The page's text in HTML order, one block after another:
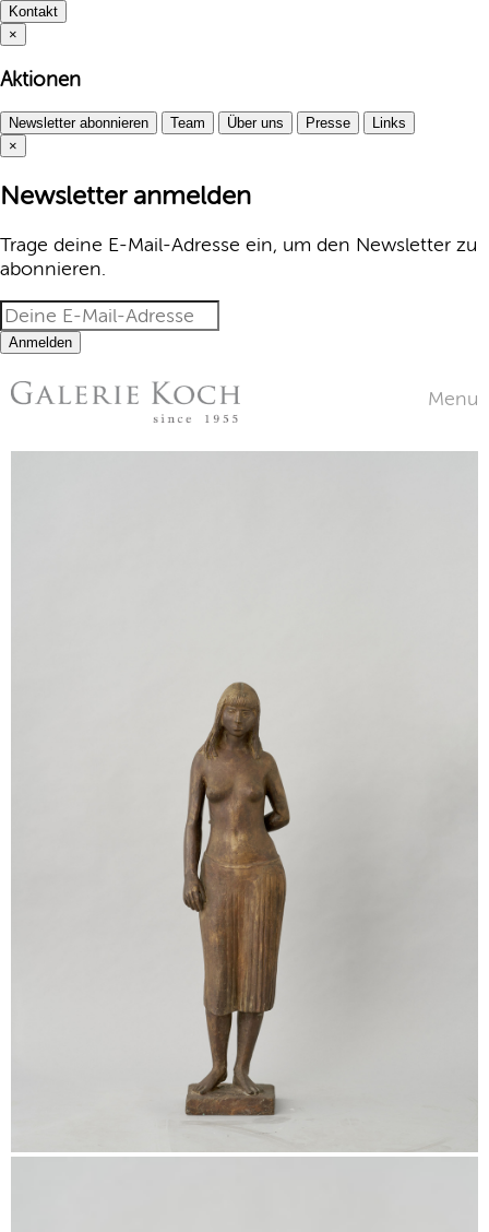
Kontakt
×
Aktionen
Newsletter abonnieren Team Über uns Presse
Links
×
Newsletter anmelden
Trage deine E-Mail-Adresse ein, um den Newsletter zu
abonnieren.
Anmelden
Menu